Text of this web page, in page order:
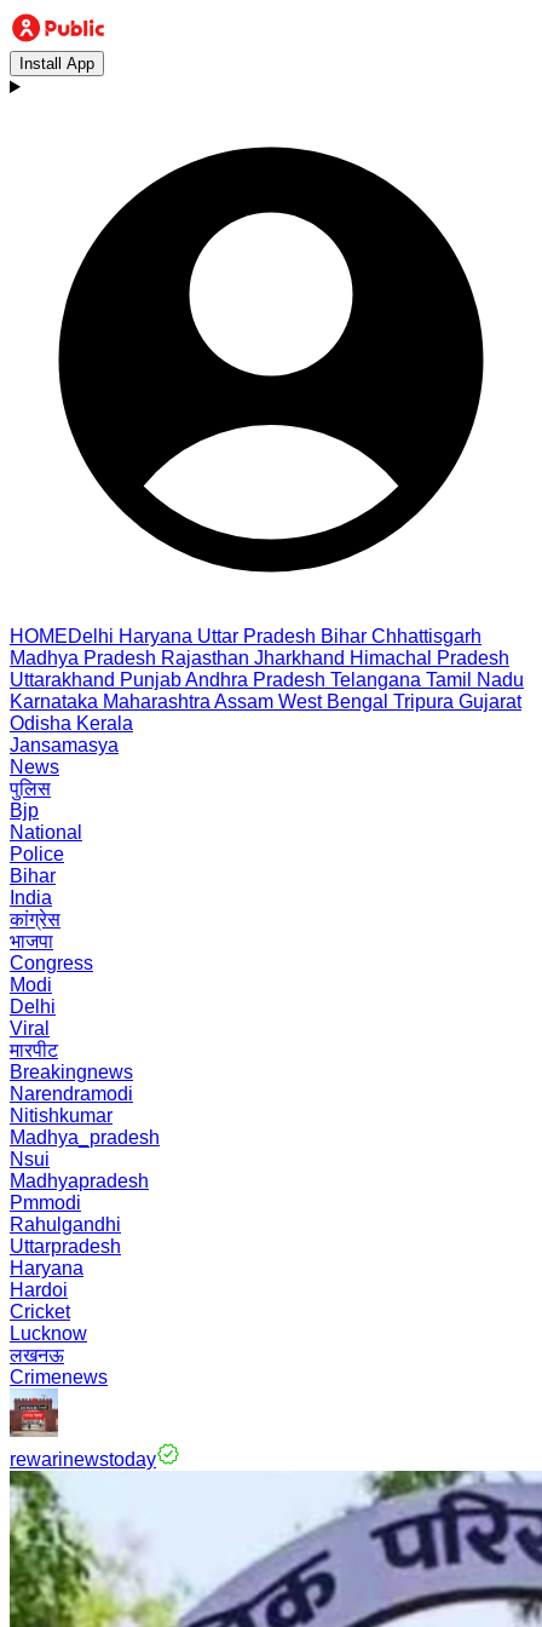
Install App
HOMEDelhi Haryana Uttar Pradesh Bihar Chhattisgarh
Madhya Pradesh Rajasthan Jharkhand Himachal Pradesh
Uttarakhand PunjabAndhra Pradesh Telangana Tamil Nadu
Karnataka Maharashtra Assam West Bengal Tripura Gujarat
Odisha Kerala
Jansamasya
News
पुलिस
Bjp
National
Police
Bihar
India
कांग्रेस
भाजपा
Congress
Modi
Delhi
Viral
मारपीट
Breakingnews
Narendramodi
Nitishkumar
Madhya_pradesh
Nsui
Madhyapradesh
Pmmodi
Rahulgandhi
Uttarpradesh
Haryana
Hardoi
Cricket
Lucknow
लखनऊ
Crimenews
rewarinewstoday